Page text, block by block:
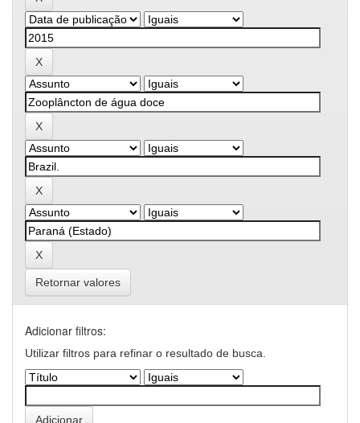
Retornar valores
Adicionar filtros:
Utilizar filtros para refinar o resultado de busca.